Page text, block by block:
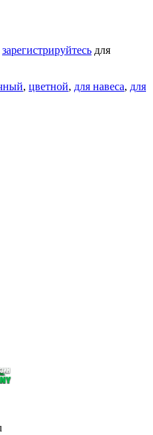
зарегистрируйтесь для
, цветной, для навеса, для